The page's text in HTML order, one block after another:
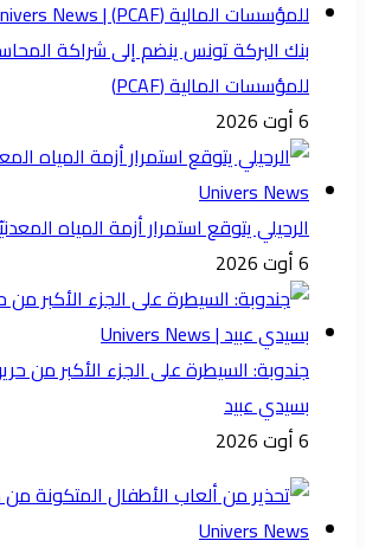
بنك البركة تونس ينضم إلى شراكة
للمؤسسات المالية (PCAF)
6 أوت 2026
الرحيلي يتوقع استمرار أزمة المياه
6 أوت 2026
جندوبة: السيطرة على الجزء الأكبر من
بسيدي عبيد
6 أوت 2026